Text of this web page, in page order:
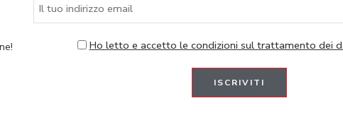
Ho letto e accetto le condizioni sul trattamento dei